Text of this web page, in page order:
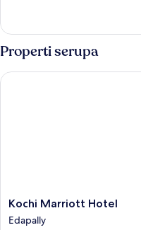
(Club
Access,
Backwater
View)
Kamar,
Tempat
King
Properti serupa
Kochi
Marriott
Hotel
Kochi Marriott Hotel
Edapally
Kochi Marriott Hotel